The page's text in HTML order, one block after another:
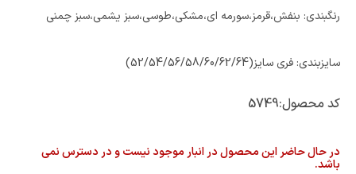
رنگبندی: بنفش،قرمز،سورمه ای،مشکی،طوسی،سبز یشمی،سبز چمنی
سایزبندی: فری سایز(52/54/56/58/60/62/64)
کد محصول:5749
در حال حاضر این محصول در انبار موجود نیست و در دسترس نمی
باشد.